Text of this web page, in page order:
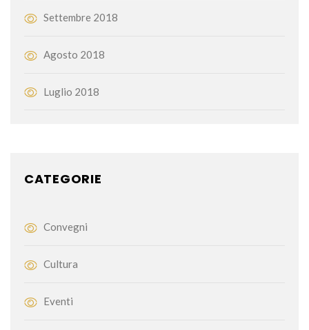
Settembre 2018
Agosto 2018
Luglio 2018
CATEGORIE
Convegni
Cultura
Eventi